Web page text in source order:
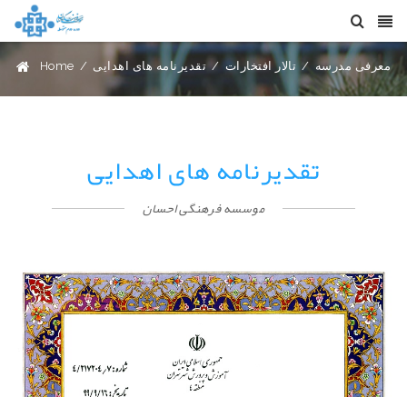
Home / معرفی مدرسه / تالار افتخارات / تقدیرنامه های اهدایی
تقدیرنامه های اهدایی
موسسه فرهنگی احسان